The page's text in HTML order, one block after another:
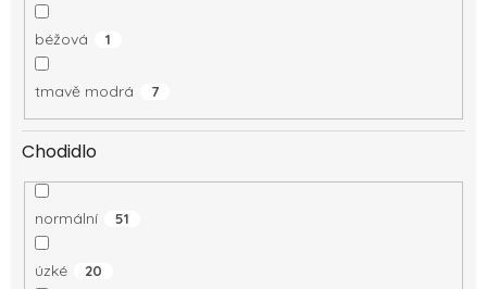
béžová 1
tmavě modrá 7
Chodidlo
normální 51
úzké 20